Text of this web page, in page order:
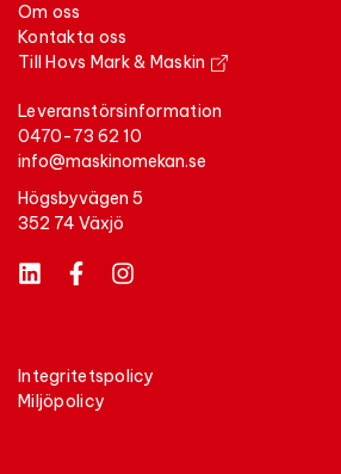
om oss
kontakta oss
Till Hovs Mark & Maskin
Leveranstörsinformation
0470-73 62 10
info@maskinomekan.se
Högsbyvägen 5
352 74 Växjö
integritetspolicy
miljöpolicy